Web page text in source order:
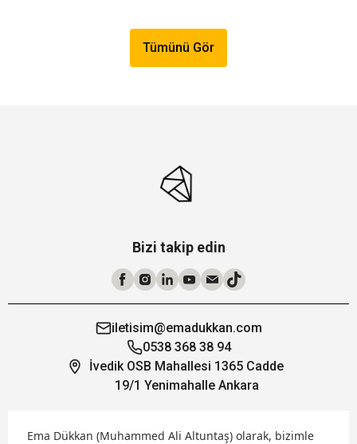
Ema Dükkan (Muhammed Ali Altuntaş) olarak, bizimle
Tümünü Gör
Bizi takip edin
iletisim@emadukkan.com
0538 368 38 94
İvedik OSB Mahallesi 1365 Cadde
19/1 Yenimahalle Ankara